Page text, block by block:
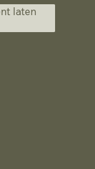
laten